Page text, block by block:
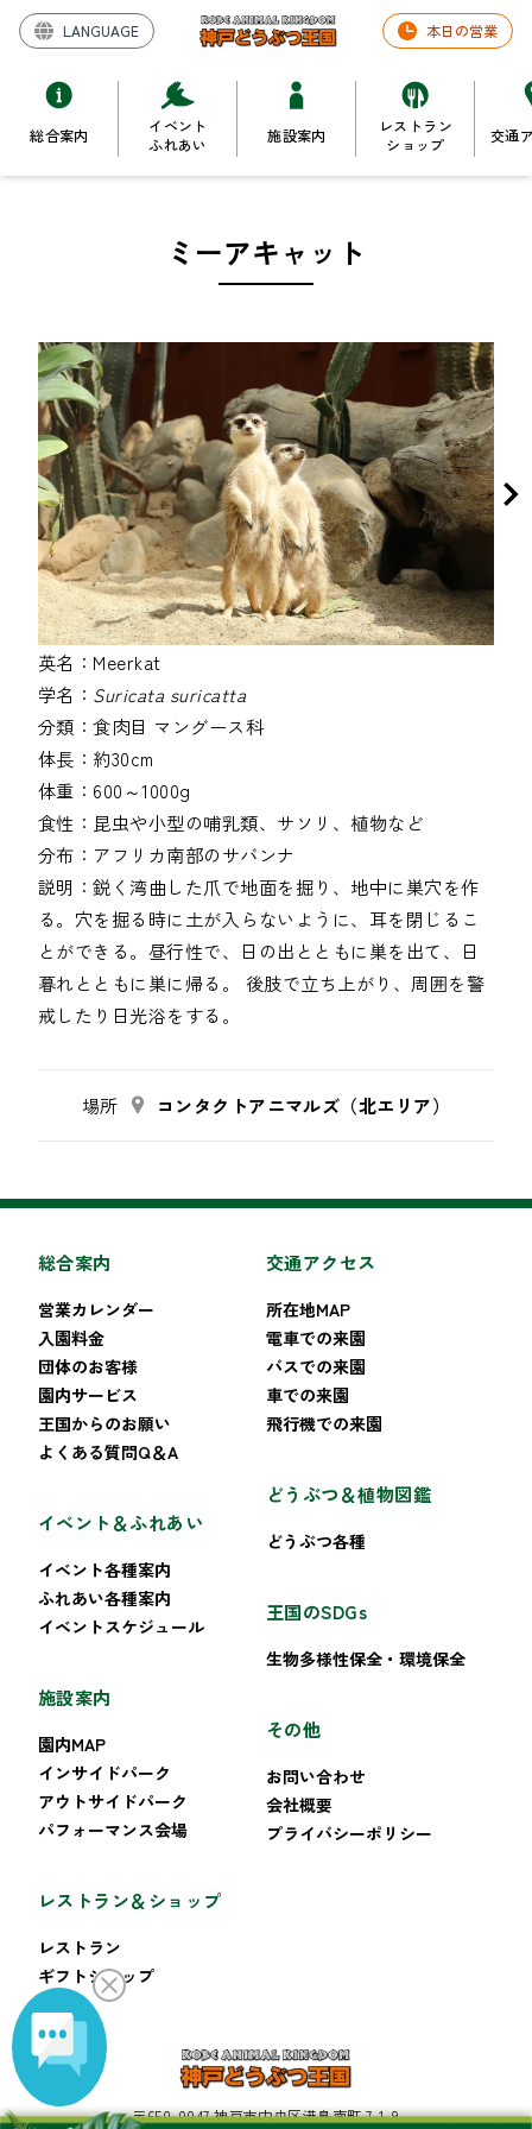
LANGUAGE 本日の営業
総合案内
イベント
ふれあい
施設案内
レストラン
ショップ
交通
ミーアキャット
英名： Meerkat
学名： Suricata suricatta
分類：食肉目 マングース科
体長： 約30cm
体重： 600～1000g
食性： 昆虫や小型の哺乳類、サソリ、植物など
分布： アフリカ南部のサバンナ
説明：鋭く湾曲した爪で地面を掘り、地中に巣穴を作
る。穴を掘る時に土が入らないように、耳を閉じるこ
とができる。昼行性で、日の出とともに巣を出て、日
暮れとともに巣に帰る。 後肢で立ち上がり、周囲を警
戒したり日光浴をする。
場所 コンタクトアニマルズ（北エリア）
総合案内
営業カレンダー
入園料金
団体のお客様
園内サービス
王国からのお願い
よくある質問Q＆A
イベント＆ふれあい
イベント各種案内
ふれあい各種案内
イベントスケジュール
施設案内
園内MAP
インサイドパーク
アウトサイドパーク
パフォーマンス会場
レストラン＆ショップ
レストラン
ギフトショップ
交通アクセス
所在地MAP
電車での来園
バスでの来園
車での来園
飛行機での来園
どうぶつ＆植物図鑑
どうぶつ各種
王国のSDGs
生物多様性保全・環境保全
その他
お問い合わせ
会社概要
プライバシーポリシー
〒650-0047 神戸市中央区港島南町 7-1-9